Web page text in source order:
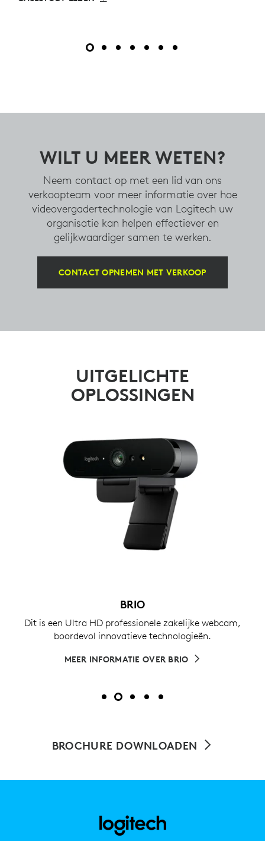
WILT U MEER WETEN?
Neem contact op met een lid van ons
verkoopteam voor meer informatie over hoe
videovergadertechnologie van Logitech uw
organisatie kan helpen effectiever en
gelijkwaardiger samen te werken.
CONTACT OPNEMEN MET VERKOOP
UITGELICHTE
OPLOSSINGEN
BRIO
Dit is een Ultra HD professionele zakelijke webcam,
boordevol innovatieve technologieën.
MEER INFORMATIE OVER BRIO
BROCHURE DOWNLOADEN